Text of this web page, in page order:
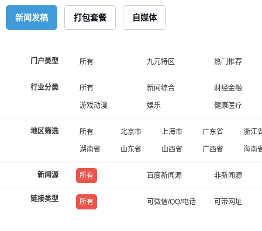
新闻发稿 打包套餐 自媒体
门户类型 所有 九元特区 热门推荐
行业分类 所有 新闻综合 财经金融
游戏动漫 娱乐 健康医疗
地区筛选 所有 北京市 上海市 广东省 浙江
湖南省 山东省 山西省 广西省 海南
新闻源 所有 百度新闻源 非新闻源
链接类型 所有 可微信/QQ/电话 可带网址